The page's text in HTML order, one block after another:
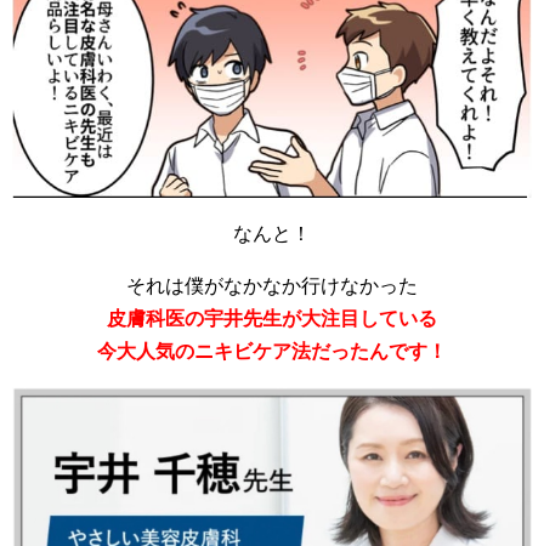
なんと！
それは僕がなかなか行けなかった
皮膚科医の宇井先生が大注目している
今大人気のニキビケア法だったんです！